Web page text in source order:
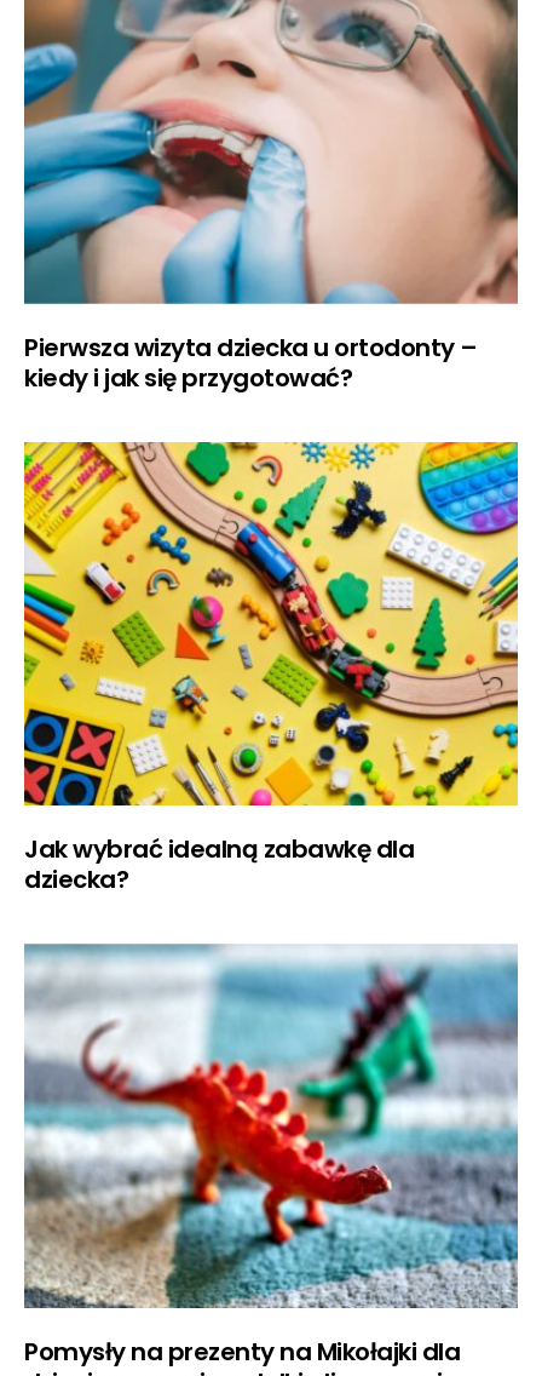
Pierwsza wizyta dziecka u ortodonty –
kiedy i jak się przygotować?
Jak wybrać idealną zabawkę dla
dziecka?
Pomysły na prezenty na Mikołajki dla